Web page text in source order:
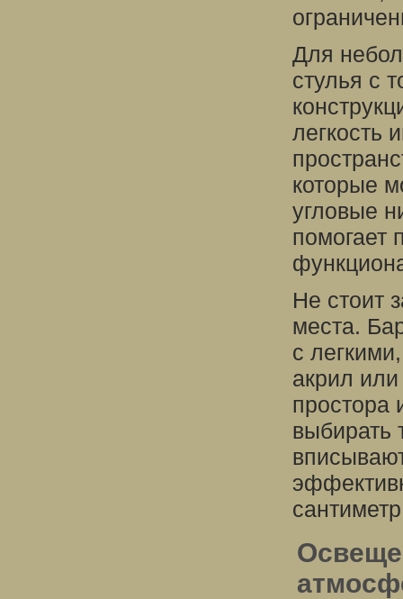
Для
стулья с
легкость
которые
угловые
помогает
Не стоит
места.
с
акрил или
простора
выбирать